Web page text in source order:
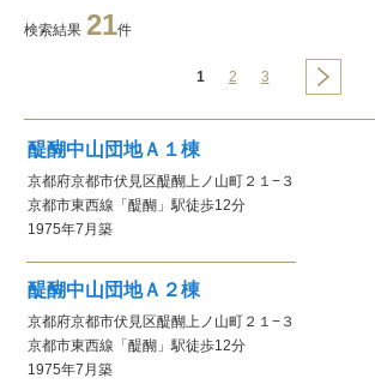
検索結果 21件
1 2 3
醍醐中山団地Ａ１棟
京都府京都市伏見区醍醐上ノ山町２１−３
京都市東西線 「醍醐」駅徒歩12分
1975年7月 築
醍醐中山団地Ａ２棟
京都府京都市伏見区醍醐上ノ山町２１−３
京都市東西線 「醍醐」駅徒歩12分
1975年7月 築